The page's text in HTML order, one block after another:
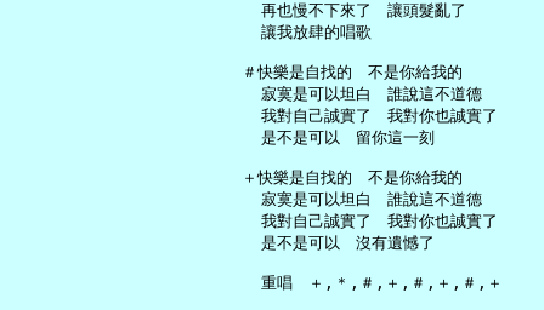
     再也慢不下來了　讓頭髮亂了
     讓我放肆的唱歌
   ＃快樂是自找的　不是你給我的
     寂寞是可以坦白　誰說這不道德
     我對自己誠實了　我對你也誠實了
     是不是可以　留你這一刻
   ＋快樂是自找的　不是你給我的
     寂寞是可以坦白　誰說這不道德
     我對自己誠實了　我對你也誠實了
     是不是可以　沒有遺憾了